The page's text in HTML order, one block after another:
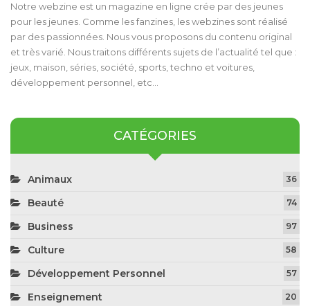
Notre webzine est un magazine en ligne crée par des jeunes
pour les jeunes. Comme les fanzines, les webzines sont réalisé
par des passionnées. Nous vous proposons du contenu original
et très varié. Nous traitons différents sujets de l’actualité tel que :
jeux, maison, séries, société, sports, techno et voitures,
développement personnel, etc…
CATÉGORIES
Animaux 36
Beauté 74
Business 97
Culture 58
Développement Personnel 57
Enseignement 20